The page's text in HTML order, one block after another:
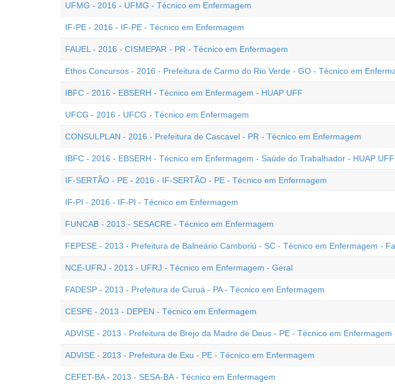
UFMG - 2016 - UFMG - Técnico em Enfermagem
IF-PE - 2016 - IF-PE - Técnico em Enfermagem
FAUEL - 2016 - CISMEPAR - PR - Técnico em Enfermagem
Ethos Concursos - 2016 - Prefeitura de Carmo do Rio Verde - GO - Técnico em
IBFC - 2016 - EBSERH - Técnico em Enfermagem - HUAP UFF
UFCG - 2016 - UFCG - Técnico em Enfermagem
CONSULPLAN - 2016 - Prefeitura de Cascavel - PR - Técnico em Enfermagem
IBFC - 2016 - EBSERH - Técnico em Enfermagem - Saúde do Trabalhador - HUAP UFF
IF-SERTÃO - PE - 2016 - IF-SERTÃO - PE - Técnico em Enfermagem
IF-PI - 2016 - IF-PI - Técnico em Enfermagem
FUNCAB - 2013 - SESACRE - Técnico em Enfermagem
FEPESE - 2013 - Prefeitura de Balneário Camboriú - SC - Técnico em Enfermagem -
NCE-UFRJ - 2013 - UFRJ - Técnico em Enfermagem - Geral
FADESP - 2013 - Prefeitura de Curuá - PA - Técnico em Enfermagem
CESPE - 2013 - DEPEN - Técnico em Enfermagem
ADVISE - 2013 - Prefeitura de Brejo da Madre de Deus - PE - Técnico em Enfermagem
ADVISE - 2013 - Prefeitura de Exu - PE - Técnico em Enfermagem
CEFET-BA - 2013 - SESA-BA - Técnico em Enfermagem